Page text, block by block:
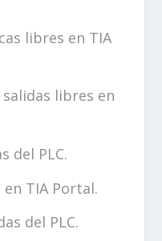
libres en TIA
libres en
del PLC.
TIA Portal.
del PLC.